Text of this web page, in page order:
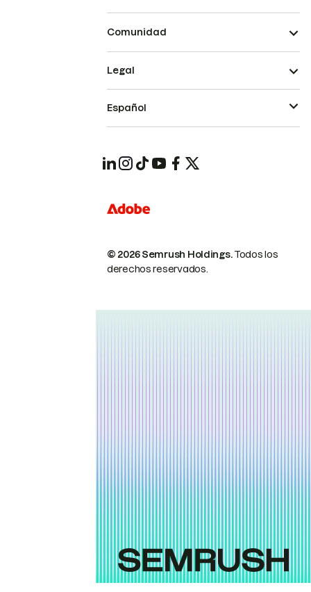
Comunidad
© 2026 Semrush Holdings.Todos los
derechos reservados.
Legal
Español